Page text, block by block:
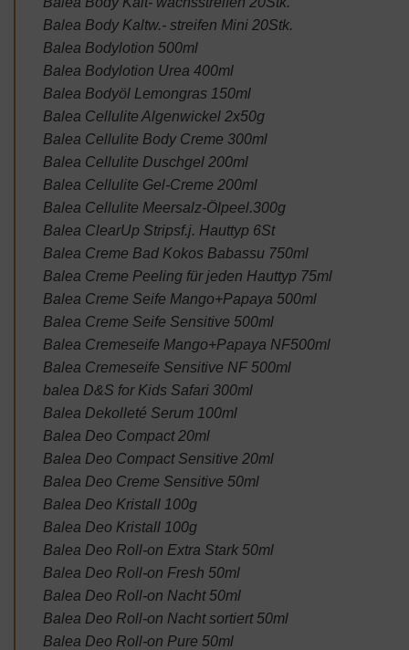
Balea Body Kaltw.- streifen Mini 20Stk.
Balea Bodylotion 500ml
Balea Bodylotion Urea 400ml
Balea Bodyöl Lemongras 150ml
Balea Cellulite Algenwickel 2x50g
Balea Cellulite Body Creme 300ml
Balea Cellulite Duschgel 200ml
Balea Cellulite Gel-Creme 200ml
Balea Cellulite Meersalz-Ölpeel.300g
Balea ClearUp Stripsf.j. Hauttyp 6St
Balea Creme Bad Kokos Babassu 750ml
Balea Creme Peeling für jeden Hauttyp 75ml
Balea Creme Seife Mango+Papaya 500ml
Balea Creme Seife Sensitive 500ml
Balea Cremeseife Mango+Papaya NF500ml
Balea Cremeseife Sensitive NF 500ml
balea D&S for Kids Safari 300ml
Balea Dekolleté Serum 100ml
Balea Deo Compact 20ml
Balea Deo Compact Sensitive 20ml
Balea Deo Creme Sensitive 50ml
Balea Deo Kristall 100g
Balea Deo Kristall 100g
Balea Deo Roll-on Extra Stark 50ml
Balea Deo Roll-on Fresh 50ml
Balea Deo Roll-on Nacht 50ml
Balea Deo Roll-on Nacht sortiert 50ml
Balea Deo Roll-on Pure 50ml